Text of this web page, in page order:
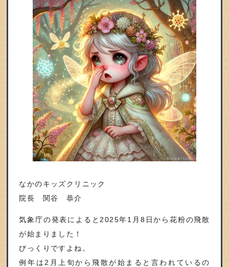
なかのキッズクリニック
院長 関谷 恭介
気象庁の発表によると 2025年1 月 8 日から花粉の飛散
が始まりました！
びっくりですよね。
例年は 2 月上旬から飛散が始まると言われているの